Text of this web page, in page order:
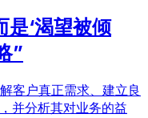
是‘渴望被倾
”
客户真正需求、建立良
并分析其对业务的益